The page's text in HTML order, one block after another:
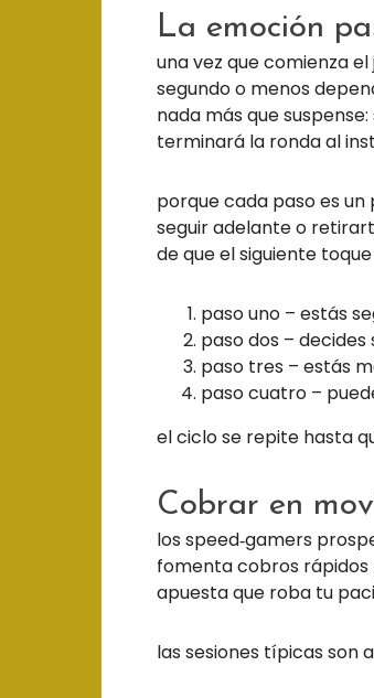
La emoción
una vez que comienza
segundo o menos
nada más que
terminará la ronda al
porque cada paso es
seguir adelante o
de que el siguiente
paso uno – estás
paso dos – decides
paso tres – estás
paso cuatro –
el ciclo se repite hasta
Cobrar en
los speed‑gamers
fomenta cobros
apuesta que roba tu
las sesiones típicas son